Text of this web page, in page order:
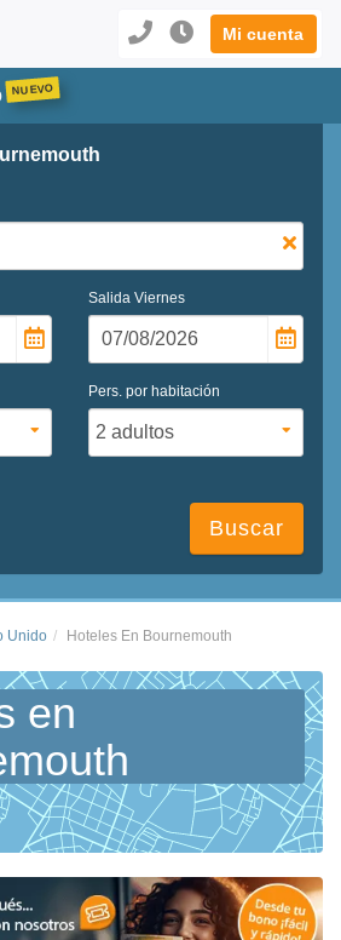
Mi cuenta
Salida Viernes
Pers. por habitación
Buscar
Unido Hoteles En Bournemouth
en